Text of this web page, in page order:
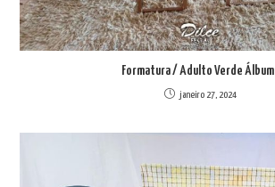
Formatura / Adulto Verde Álbum I
janeiro 27, 2024